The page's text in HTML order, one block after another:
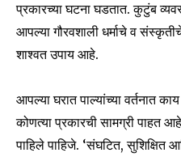
6,300
Fans
प्रकारच्या घटना घडतात. कुटुंब
आपल्या गौरवशाली धर्माचे व
शाश्वत उपाय आहे.
आपल्या घरात पाल्यांच्या वर्तनात
कोणत्या प्रकारची सामग्री पाहत
पाहिले पाहिजे. ‘संघटित, सुशिक्षित